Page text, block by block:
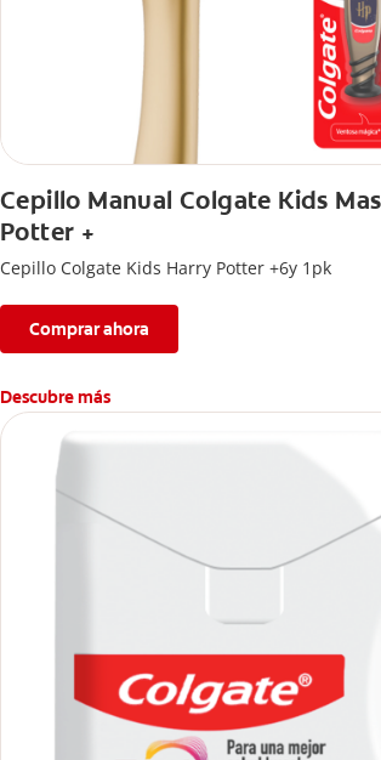
Cepillo Manual Colgate Kids
Potter +
Cepillo Colgate Kids Harry Potter +6y 1pk
Comprar ahora
Descubre más